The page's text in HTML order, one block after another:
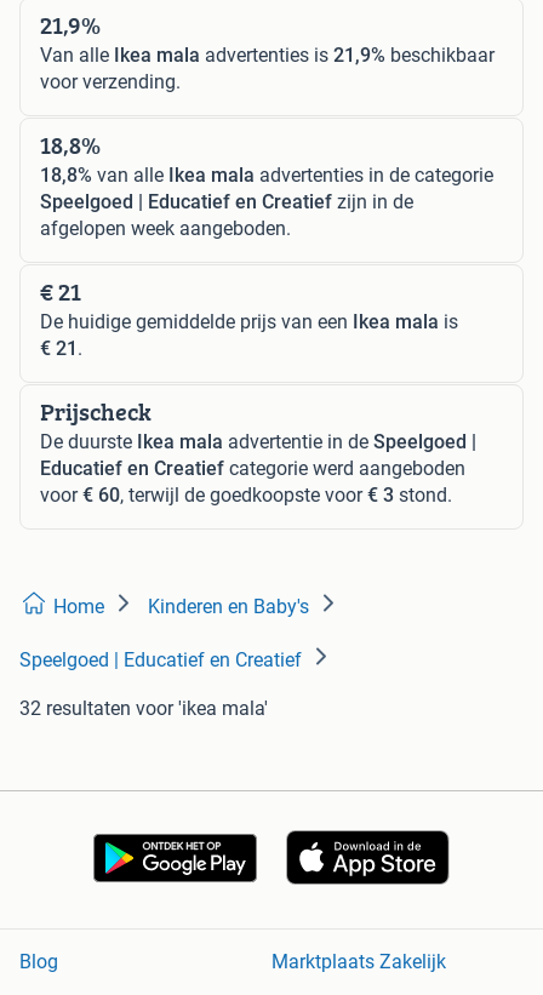
21,9%
Van alle Ikea mala advertenties is 21,9% beschikbaar
voor verzending.
18,8%
18,8% van alle Ikea mala advertenties in de categorie
Speelgoed | Educatief en Creatief zijn in de
afgelopen week aangeboden.
€ 21
De huidige gemiddelde prijs van een Ikea mala is
€ 21 .
Prijscheck
De duurste Ikea mala advertentie in de Speelgoed |
Educatief en Creatief categorie werd aangeboden
voor€ 60, terwijl de goedkoopste voor€ 3 stond.
Home Kinderen en Baby's
Speelgoed | Educatief en Creatief
32 resultaten voor 'ikea mala'
Blog
Marktplaats Zakelijk